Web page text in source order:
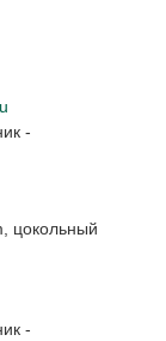
-
цокольный
-